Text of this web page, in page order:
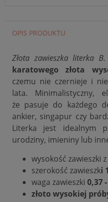
OPIS PRODUKTU
Złota zawieszka literka B.
karatowego złota
czemu nie czernieje i
lata. Minimalistyczny,
że pasuje do każdego
ankier, singapur czy
Literka jest idealnym
urodziny, imieniny lub
wysokość zawieszki
szerokość zawieszki
waga zawieszki 0,37
złoto wysokiej